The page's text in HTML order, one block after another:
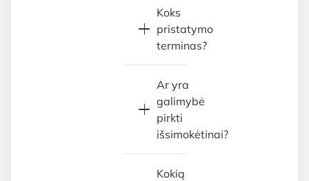
Koks
pristatymo
terminas?
Ar yra
galimybė
pirkti
išsimokėtinai?
Kokią